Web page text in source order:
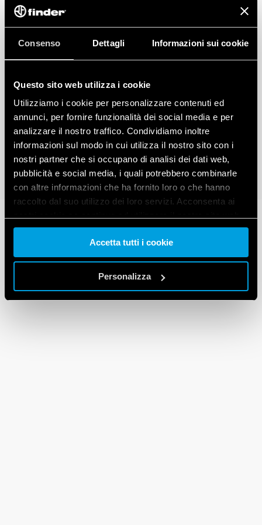
Consenso Dettagli Informazioni sui cookie
Questo sito web utilizza i cookie
Utilizziamo i cookie per personalizzare contenuti ed
annunci, per fornire funzionalità dei social media e per
analizzare il nostro traffico. Condividiamo inoltre
informazioni sul modo in cui utilizza il nostro sito con i
nostri partner che si occupano di analisi dei dati web,
pubblicità e social media, i quali potrebbero combinarle
con altre informazioni che ha fornito loro o che hanno
raccolto dal suo utilizzo dei loro servizi. Acconsenta ai
Vai alla Cookie Policy complet a
Accetta tutti i cookie
Personalizza